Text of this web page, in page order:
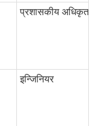
प्रशासकीय अधिकृत
इन्जिनियर